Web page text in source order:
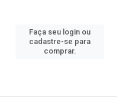
Faça seu login ou
cadastre-se para
comprar.